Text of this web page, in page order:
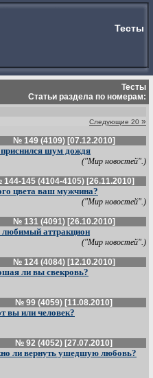
Тесты
Тесты
Статьи раздела по номерам:
Следующие 20 »
№ 149 (4109) [07.12.2010]
шум дождя
("Мир новостей".)
144-145 (4104-4105) [26.11.2010]
цвета ваш мужчина?
("Мир новостей".)
№ 131 (4091) [26.10.2010]
аттракцион
("Мир новостей".)
№ 124 (4084) [12.10.2010]
ли вы свекровь?
№ 99 (4059) [11.08.2010]
вы или человек?
№ 92 (4052) [27.07.2010]
ли вернуть ушедшую любовь?